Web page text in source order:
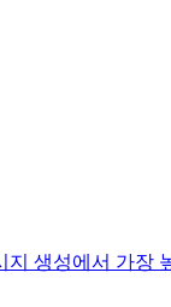
생성에서 가